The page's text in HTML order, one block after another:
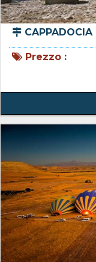
CAPPADOCIA
Prezzo :